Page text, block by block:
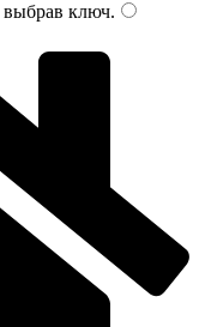
ключ.